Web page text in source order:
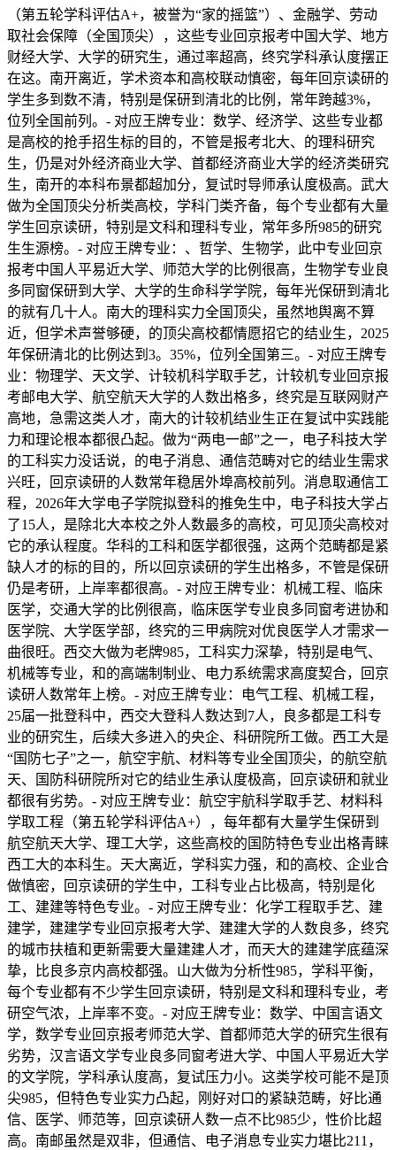
（第五轮学科评估A+，被誉为“家的摇篮”）、金融学、劳动
取社会保障（全国顶尖），这些专业回京报考中国大学、地方
财经大学、大学的研究生，通过率超高，终究学科承认度摆正
在这。南开离近，学术资本和高校联动慎密，每年回京读研的
学生多到数不清，特别是保研到清北的比例，常年跨越3%，
位列全国前列。- 对应王牌专业：数学、经济学、这些专业都
是高校的抢手招生标的目的，不管是报考北大、的理科研究
生，仍是对外经济商业大学、首都经济商业大学的经济类研究
生，南开的本科布景都超加分，复试时导师承认度极高。武大
做为全国顶尖分析类高校，学科门类齐备，每个专业都有大量
学生回京读研，特别是文科和理科专业，常年多所985的研究
生生源榜。- 对应王牌专业：、哲学、生物学，此中专业回京
报考中国人平易近大学、师范大学的比例很高，生物学专业良
多同窗保研到大学、大学的生命科学学院，每年光保研到清北
的就有几十人。南大的理科实力全国顶尖，虽然地舆离不算
近，但学术声誉够硬，的顶尖高校都情愿招它的结业生，2025
年保研清北的比例达到3。35%，位列全国第三。- 对应王牌专
业：物理学、天文学、计较机科学取手艺，计较机专业回京报
考邮电大学、航空航天大学的人数出格多，终究是互联网财产
高地，急需这类人才，南大的计较机结业生正在复试中实践能
力和理论根本都很凸起。做为“两电一邮”之一，电子科技大学
的工科实力没话说，的电子消息、通信范畴对它的结业生需求
兴旺，回京读研的人数常年稳居外埠高校前列。消息取通信工
程，2026年大学电子学院拟登科的推免生中，电子科技大学占
了15人，是除北大本校之外人数最多的高校，可见顶尖高校对
它的承认程度。华科的工科和医学都很强，这两个范畴都是紧
缺人才的标的目的，所以回京读研的学生出格多，不管是保研
仍是考研，上岸率都很高。- 对应王牌专业：机械工程、临床
医学，交通大学的比例很高，临床医学专业良多同窗考进协和
医学院、大学医学部，终究的三甲病院对优良医学人才需求一
曲很旺。西交大做为老牌985，工科实力深挚，特别是电气、
机械等专业，和的高端制制业、电力系统需求高度契合，回京
读研人数常年上榜。- 对应王牌专业：电气工程、机械工程，
25届一批登科中，西交大登科人数达到7人，良多都是工科专
业的研究生，后续大多进入的央企、科研院所工做。西工大是
“国防七子”之一，航空宇航、材料等专业全国顶尖，的航空航
天、国防科研院所对它的结业生承认度极高，回京读研和就业
都很有劣势。- 对应王牌专业：航空宇航科学取手艺、材料科
学取工程（第五轮学科评估A+），每年都有大量学生保研到
航空航天大学、理工大学，这些高校的国防特色专业出格青睐
西工大的本科生。天大离近，学科实力强，和的高校、企业合
做慎密，回京读研的学生中，工科专业占比极高，特别是化
工、建建等特色专业。- 对应王牌专业：化学工程取手艺、建
建学，建建学专业回京报考大学、建建大学的人数良多，终究
的城市扶植和更新需要大量建建人才，而天大的建建学底蕴深
挚，比良多京内高校都强。山大做为分析性985，学科平衡，
每个专业都有不少学生回京读研，特别是文科和理科专业，考
研空气浓，上岸率不变。- 对应王牌专业：数学、中国言语文
学，数学专业回京报考师范大学、首都师范大学的研究生很有
劣势，汉言语文学专业良多同窗考进大学、中国人平易近大学
的文学院，学科承认度高，复试压力小。这类学校可能不是顶
尖985，但特色专业实力凸起，刚好对口的紧缺范畴，好比通
信、医学、师范等，回京读研人数一点不比985少，性价比超
高。南邮虽然是双非，但通信、电子消息专业实力堪比211，